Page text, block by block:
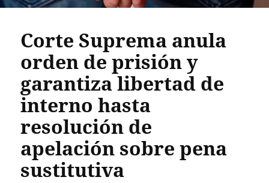
Corte Suprema anula
orden de prisión y
garantiza libertad de
interno hasta
resolución de
apelación sobre pena
sustitutiva